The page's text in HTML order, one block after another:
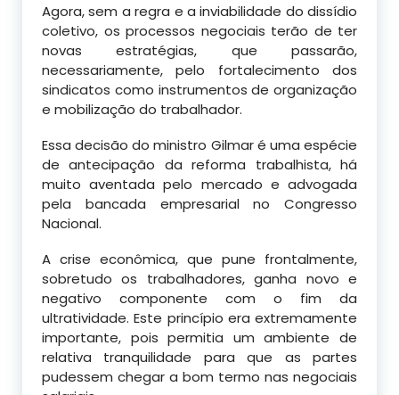
Agora, sem a regra e a inviabilidade do dissídio
coletivo, os processos negociais terão de ter
novas estratégias, que passarão,
necessariamente, pelo fortalecimento dos
sindicatos como instrumentos de organização
e mobilização do trabalhador.
Essa decisão do ministro Gilmar é uma espécie
de antecipação da reforma trabalhista, há
muito aventada pelo mercado e advogada
pela bancada empresarial no Congresso
Nacional.
A crise econômica, que pune frontalmente,
sobretudo os trabalhadores, ganha novo e
negativo componente com o fim da
ultratividade. Este princípio era extremamente
importante, pois permitia um ambiente de
relativa tranquilidade para que as partes
pudessem chegar a bom termo nas negociais